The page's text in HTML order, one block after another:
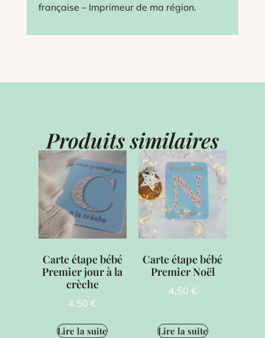
française – Imprimeur de ma région.
Produits similaires
Carte étape bébé
Premier jour à la
crèche
4,50€
Lire la suite
Carte étape bébé
Premier Noël
4,50 €
Lire la suite